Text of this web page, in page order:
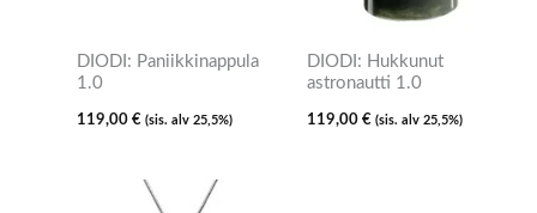
DIODI: Paniikkinappula
1.0
119,00 € (sis. alv 25,5%)
DIODI: Hukkunut
astronautti 1.0
119,00 € (sis. alv 25,5%)